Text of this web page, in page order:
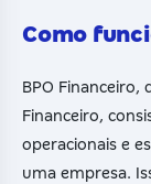
Como
BPO Financeiro,
Financeiro,
operacionais e
uma empresa.